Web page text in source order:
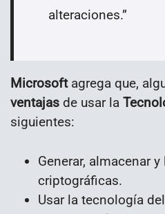
alteraciones.”
Microsoftagrega que,
ventajas de usar la
siguientes:
Generar, almacenar
criptográficas.
Usar la tecnología